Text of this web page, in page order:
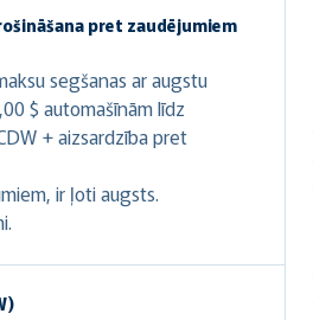
pret zaudējumiem
segšanas ar augstu
$ automašīnām līdz
+ aizsardzība pret
ir ļoti augsts.